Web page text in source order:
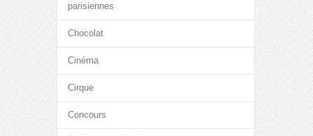
parisiennes
Chocolat
Cinéma
Cirque
Concours